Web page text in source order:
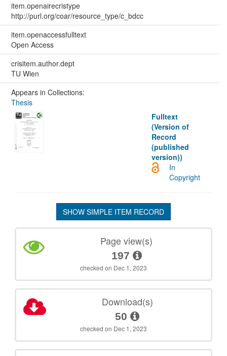
item.openairecristype
http://purl.org/coar/resource_type/c_bdcc
item.openaccessfulltext
Open Access
crisitem.author.dept
TU Wien
Appears in Collections:
Thesis
Fulltext
(Version of
Record
(published
version))
In
Copyright
SHOW SIMPLE ITEM RECORD
Page view(s)
197
checked on Dec 1, 2023
Download(s)
50
checked on Dec 1, 2023